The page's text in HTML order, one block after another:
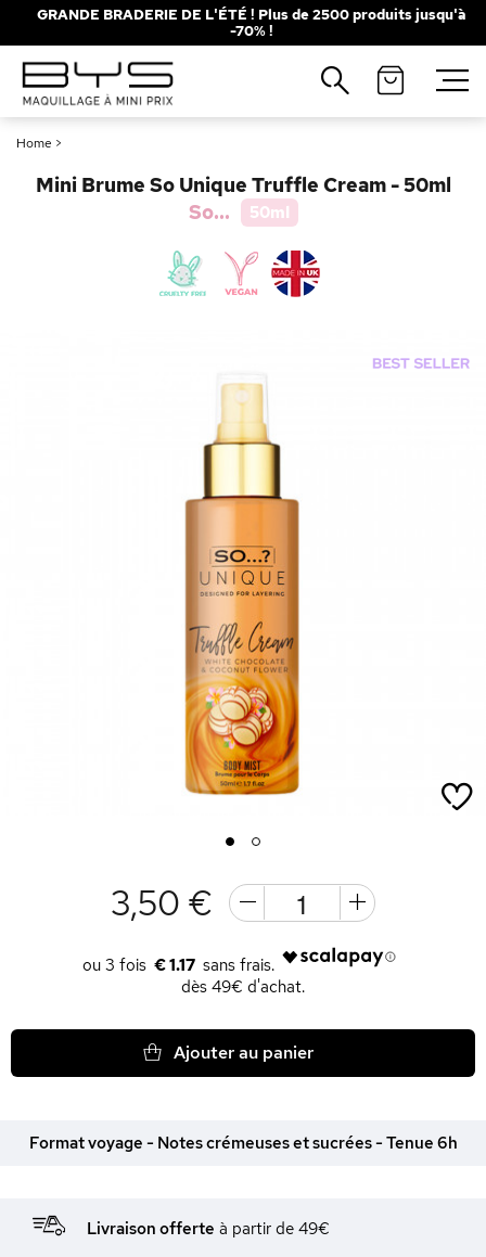
GRANDE BRADERIE DE L'ÉTÉ ! Plus de 2500 produits jusqu'à
-70% !
Home >
Mini Brume So Unique Truffle Cream - 50ml
So...
50ml
1 2
3,50 €
€ 1.17
dès 49€ d'achat.
Ajouter au panier
Format voyage - Notes crémeuses et sucrées - Tenue 6h
Livraison offerte à partir de 49€
Fermer
Recherches populaires
Rouge à Lèvres